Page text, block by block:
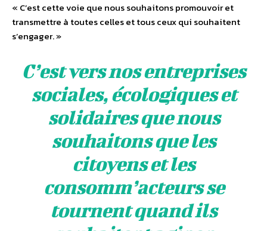
« C’est cette voie que nous souhaitons promouvoir et
transmettre à toutes celles et tous ceux qui souhaitent
s’engager. »
C’est vers nos entreprises
sociales, écologiques et
solidaires que nous
souhaitons que les
citoyens et les
consomm’acteurs se
tournent quand ils